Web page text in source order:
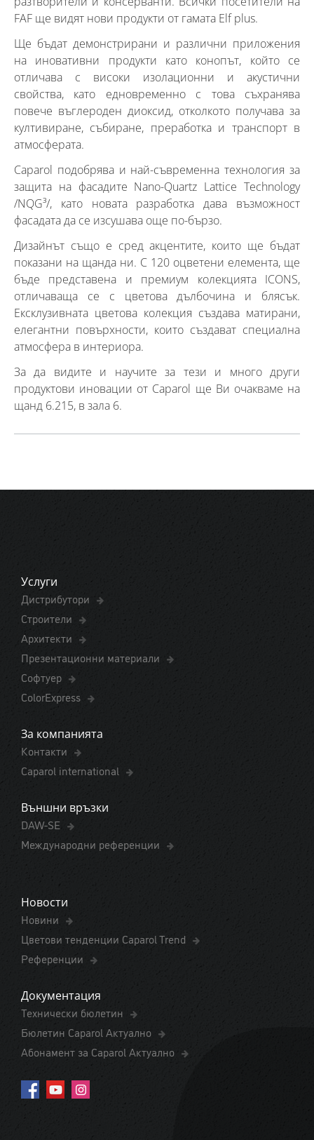
FAF ще видят нови продукти от гамата Elf plus.
Ще бъдат демонстрирани и различни приложения
на иновативни продукти като конопът, който се
отличава с високи изолационни и акустични
свойства, като едновременно с това съхранява
повече въглероден диоксид, отколкото получава за
култивиране, събиране, преработка и транспорт в
атмосферата.
Caparol подобрява и най-съвременна технология за
защита на фасадите Nano-Quartz Lattice Technology
/NQG³/, като новата разработка дава възможност
фасадата да се изсушава още по-бързо.
Дизайнът също е сред акцентите, които ще бъдат
показани на щанда ни. С 120 оцветени елемента, ще
бъде представена и премиум колекцията ICONS,
отличаваща се с цветова дълбочина и блясък.
Ексклузивната цветова колекция създава матирани,
елегантни повърхности, които създават специална
атмосфера в интериора.
За да видите и научите за тези и много други
продуктови иновации от Caparol ще Ви очакваме на
щанд 6.215, в зала 6.
Услуги
Дистрибутори
Строители
Архитекти
Презентационни материали
Софтуер
ColorExpress
За компанията
Контакти
Caparol international
Външни връзки
DAW-SE
Международни референции
Новости
Новини
Цветови тенденции Caparol Trend
Референции
Документация
Технически бюлетин
Бюлетин Caparol Актуално
Абонамент за Caparol Актуално